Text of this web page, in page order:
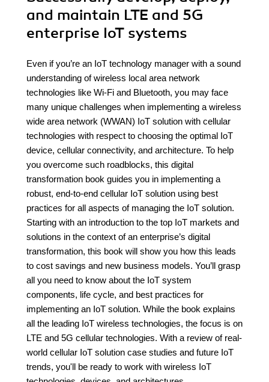
and maintain LTE and 5G
enterprise IoT systems
Even if you’re an IoT technology manager with a sound
understanding of wireless local area network
technologies like Wi-Fi and Bluetooth, you may face
many unique challenges when implementing a wireless
wide area network (WWAN) IoT solution with cellular
technologies with respect to choosing the optimal IoT
device, cellular connectivity, and architecture. To help
you overcome such roadblocks, this digital
transformation book guides you in implementing a
robust, end-to-end cellular IoT solution using best
practices for all aspects of managing the IoT solution.
Starting with an introduction to the top IoT markets and
solutions in the context of an enterprise’s digital
transformation, this book will show you how this leads
to cost savings and new business models. You’ll grasp
all you need to know about the IoT system
components, life cycle, and best practices for
implementing an IoT solution. While the book explains
all the leading IoT wireless technologies, the focus is on
LTE and 5G cellular technologies. With a review of real-
world cellular IoT solution case studies and future IoT
trends, you'll be ready to work with wireless IoT